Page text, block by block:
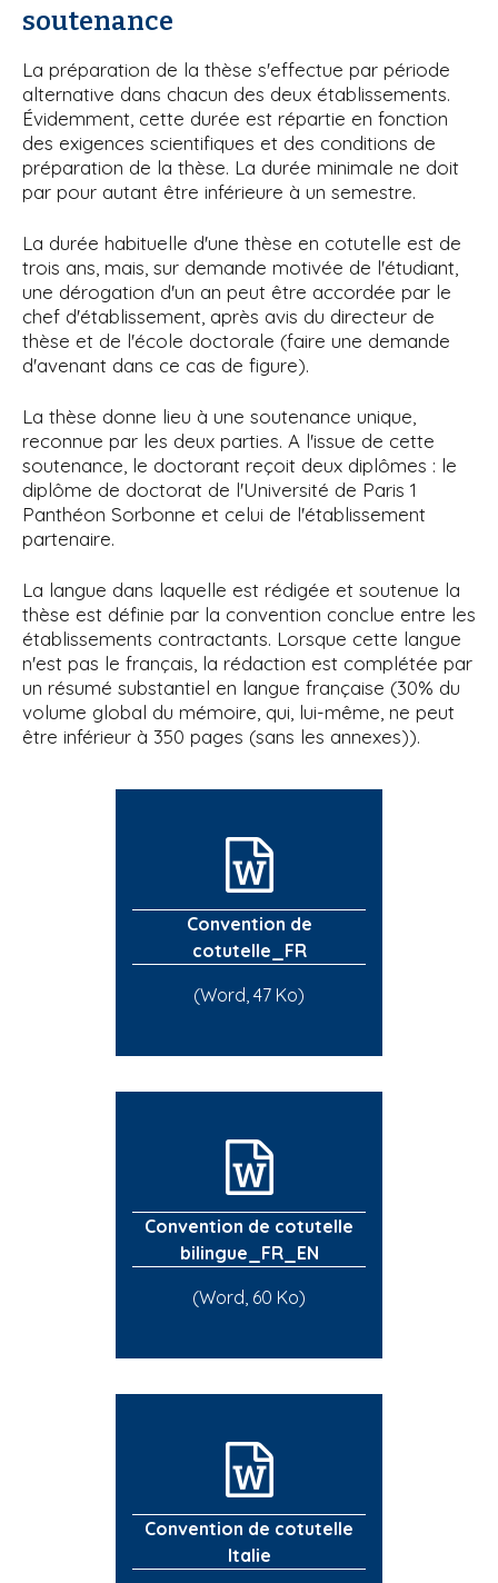
soutenance
La préparation de la thèse s'effectue par période
alternative dans chacun des deux établissements.
Évidemment, cette durée est répartie en fonction
des exigences scientifiques et des conditions de
préparation de la thèse. La durée minimale ne doit
par pour autant être inférieure à un semestre.
La durée habituelle d'une thèse en cotutelle est de
trois ans, mais, sur demande motivée de l'étudiant,
une dérogation d'un an peut être accordée par le
chef d'établissement, après avis du directeur de
thèse et de l'école doctorale (faire une demande
d'avenant dans ce cas de figure).
La thèse donne lieu à une soutenance unique,
reconnue par les deux parties. A l'issue de cette
soutenance, le doctorant reçoit deux diplômes : le
diplôme de doctorat de l'Université de Paris 1
Panthéon Sorbonne et celui de l'établissement
partenaire.
La langue dans laquelle est rédigée et soutenue la
thèse est définie par la convention conclue entre les
établissements contractants. Lorsque cette langue
n'est pas le français, la rédaction est complétée par
un résumé substantiel en langue française (30% du
volume global du mémoire, qui, lui-même, ne peut
être inférieur à 350 pages (sans les annexes)).
Convention de
cotutelle_FR
(Word, 47 Ko)
Convention de cotutelle
bilingue_FR_EN
(Word, 60 Ko)
Convention de cotutelle
Italie